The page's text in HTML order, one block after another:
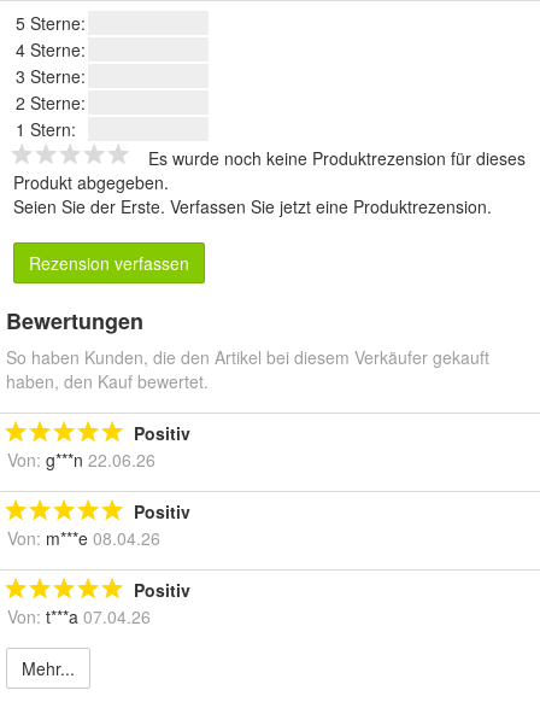
5 Sterne:
4 Sterne:
3 Sterne:
2 Sterne:
1 Stern:
Es wurde noch keine Produktrezension für dieses
Produkt abgegeben.
Seien Sie der Erste. Verfassen Sie jetzt eine Produktrezension.
Rezension verfassen
Bewertungen
So haben Kunden, die den Artikel bei diesem Verkäufer gekauft
haben, den Kauf bewertet.
Positiv
Von: g***n 22.06.26
Positiv
Von: m***e 08.04.26
Positiv
Von: t***a 07.04.26
Mehr...